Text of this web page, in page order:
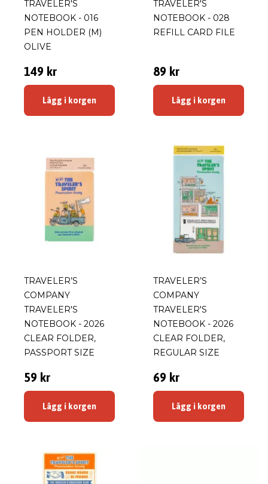
TRAVELER'S
NOTEBOOK - 016
PEN HOLDER (M)
OLIVE
149 kr
Lägg i korgen
TRAVELER'S
NOTEBOOK - 028
REFILL CARD FILE
89 kr
Lägg i korgen
TRAVELER’S
COMPANY
TRAVELER'S
NOTEBOOK - 2026
CLEAR FOLDER,
PASSPORT SIZE
59 kr
Lägg i korgen
TRAVELER’S
COMPANY
TRAVELER'S
NOTEBOOK - 2026
CLEAR FOLDER,
REGULAR SIZE
69 kr
Lägg i korgen